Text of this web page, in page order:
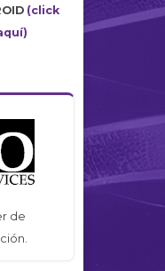
(click
de